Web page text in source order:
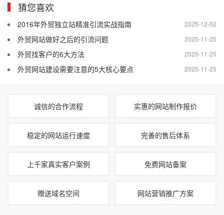
猜您喜欢
2025-12-02
2016年外贸独立站精准引流实战指南
2025-11-25
外贸网站做好之后的引流问题
2025-11-25
外贸找客户的6大方法
2025-11-25
外贸网站建设需要注意的5大核心要点
诚信的合作流程 实惠的网站制作报价
稳定的网站运行速度 完善的售后体系
上千家真实客户案例 免费网站备案
赠送域名空间 网站营销推广方案